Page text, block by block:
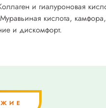
и гиалуроновая
кислота,
и дискомфорт.